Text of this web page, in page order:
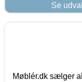
Se
Møblér.dk sælger